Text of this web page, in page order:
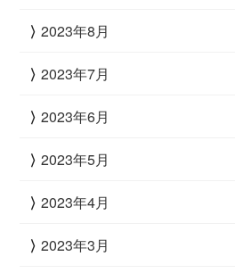
2023年8月
2023年7月
2023年6月
2023年5月
2023年4月
2023年3月